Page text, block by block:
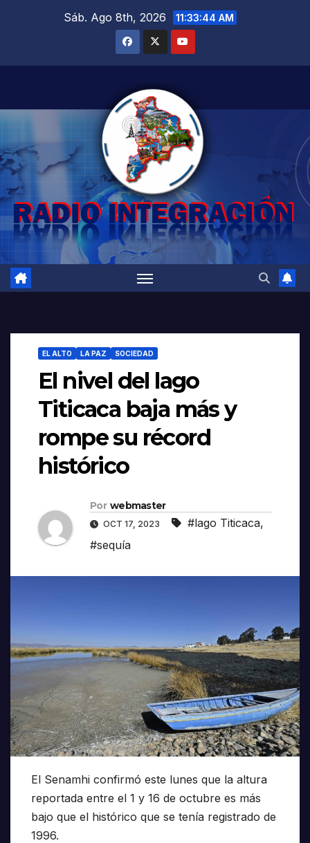
Sáb. Ago 8th, 2026 11:33:46 AM
EL ALTO LA PAZ SOCIEDAD
El nivel del lago
Titicaca baja más y
rompe su récord
histórico
Por webmaster
OCT 17, 2023 #lago Titicaca,
#sequía
El Senamhi confirmó este lunes que la altura
reportada entre el 1 y 16 de octubre es más
bajo que el histórico que se tenía registrado de
1996.